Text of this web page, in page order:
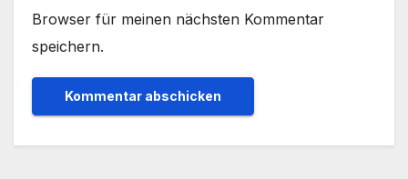
Browser für meinen nächsten Kommentar
speichern.